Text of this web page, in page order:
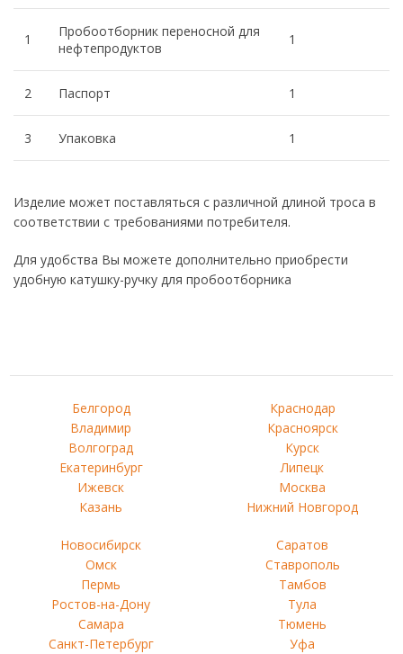
1
Пробоотборник переносной для
нефтепродуктов
1
2 Паспорт 1
3 Упаковка 1
Изделие может поставляться с различной длиной троса в
соответствии с требованиями потребителя.
Для удобства Вы можете дополнительно приобрести
удобную катушку-ручку для пробоотборника
Белгород
Владимир
Волгоград
Екатеринбург
Ижевск
Казань
Краснодар
Красноярск
Курск
Липецк
Москва
Нижний Новгород
Новосибирск
Омск
Пермь
Ростов-на-Дону
Самара
Санкт-Петербург
Саратов
Ставрополь
Тамбов
Тула
Тюмень
Уфа